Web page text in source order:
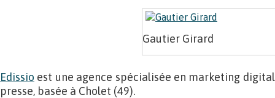
Gautier Girard
Edissio est une agence spécialisée en marketing
presse, basée à Cholet (49).